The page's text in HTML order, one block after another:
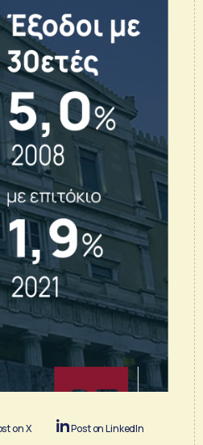
on X Post on LinkedIn